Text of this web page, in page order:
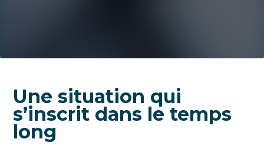
Une situation qui
s’inscrit dans le temps
long